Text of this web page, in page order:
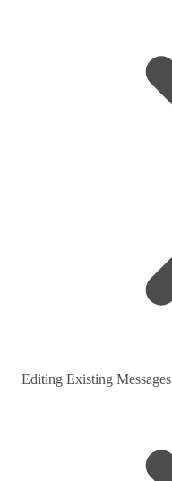
Editing Existing Messages